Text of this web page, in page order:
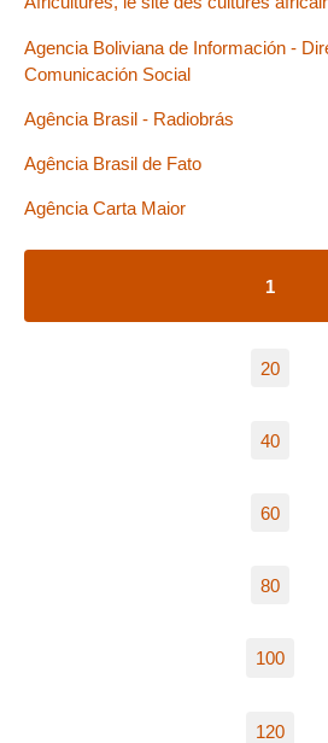
Agencia Boliviana de Información -
Comunicación Social
Agência Brasil - Radiobrás
Agência Brasil de Fato
Agência Carta Maior
1
20
40
60
80
100
120